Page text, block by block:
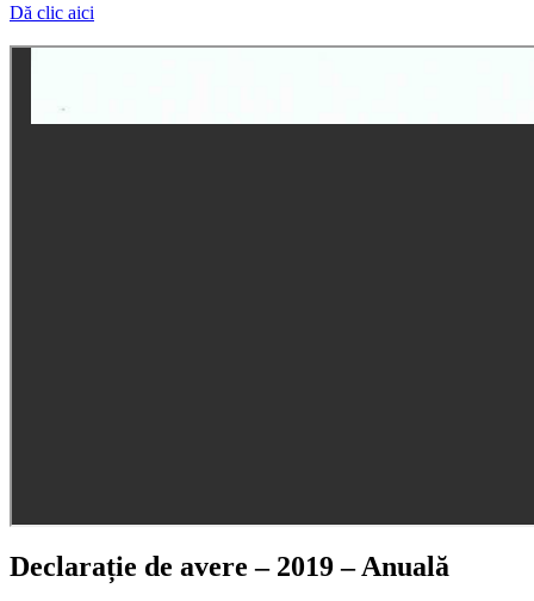
Dă clic aici
Declarație de avere – 2019 – Anuală